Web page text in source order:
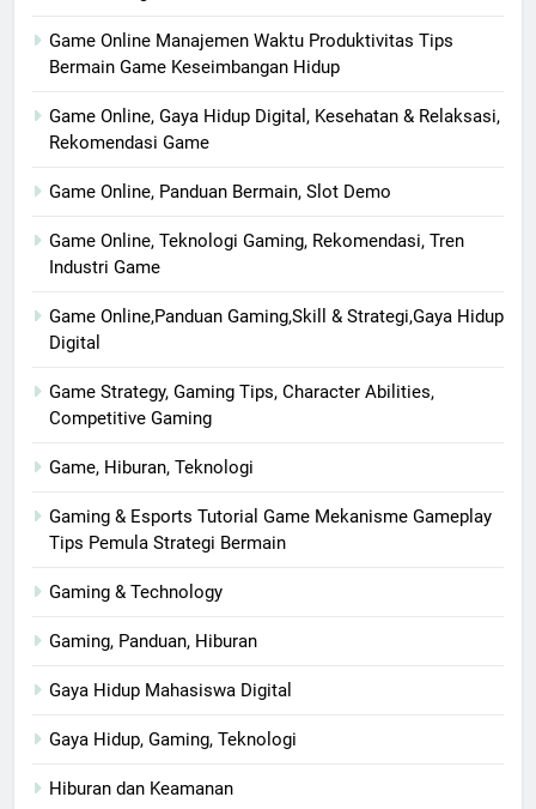
Game Online Manajemen Waktu Produktivitas Tips
Bermain Game Keseimbangan Hidup
Game Online, Gaya Hidup Digital, Kesehatan & Relaksasi,
Rekomendasi Game
Game Online, Panduan Bermain, Slot Demo
Game Online, Teknologi Gaming, Rekomendasi, Tren
Industri Game
Game Online,Panduan Gaming,Skill & Strategi,Gaya Hidup
Digital
Game Strategy, Gaming Tips, Character Abilities,
Competitive Gaming
Game, Hiburan, Teknologi
Gaming & Esports Tutorial Game Mekanisme Gameplay
Tips Pemula Strategi Bermain
Gaming & Technology
Gaming, Panduan, Hiburan
Gaya Hidup Mahasiswa Digital
Gaya Hidup, Gaming, Teknologi
Hiburan dan Keamanan